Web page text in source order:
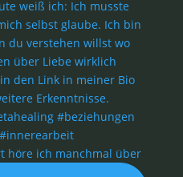
höre ich manchmal über